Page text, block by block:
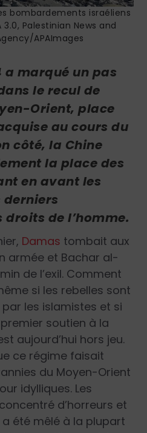
bombardements israéliens
3.0, Palestinian News and
APAImages
a marqué un pas
le recul de
Orient, place
au cours du
côté, la Chine
la place des
en avant les
derniers
de l’homme.
Damas tombait aux
armée et Bachar al-
de l’exil. Comment
si les rebelles sont
les islamistes et si
soutien à la
aujourd’hui hors jeu.
ce régime faisait
du Moyen-Orient
idylliques. Les
d’horreurs et
été mêlé à la plupart